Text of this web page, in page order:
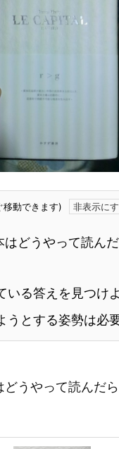
移動できます)
はどうやって読ん
いる答えを見つけ
うとする姿勢は必
どうやって読んだ